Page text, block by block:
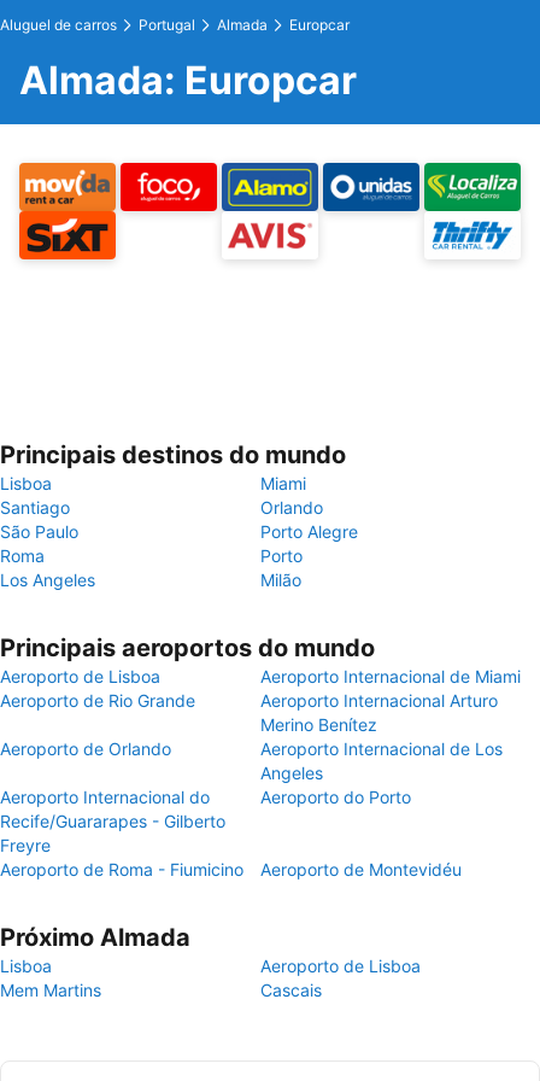
Aluguel de carros Portugal Almada Europcar
Almada: Europcar
Principais destinos do mundo
Lisboa
Miami
Santiago
Orlando
São Paulo
Porto Alegre
Roma
Porto
Los Angeles
Milão
Principais aeroportos do mundo
Aeroporto de Lisboa
Aeroporto Internacional de Miami
Aeroporto de Rio Grande
Aeroporto Internacional Arturo
Merino Benítez
Aeroporto de Orlando
Aeroporto Internacional de Los
Angeles
Aeroporto Internacional do
Recife/Guararapes - Gilberto
Freyre
Aeroporto do Porto
Aeroporto de Roma - Fiumicino Aeroporto de Montevidéu
Próximo Almada
Lisboa
Aeroporto de Lisboa
Mem Martins
Cascais